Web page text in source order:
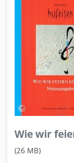
Wie wir
(26 MB)